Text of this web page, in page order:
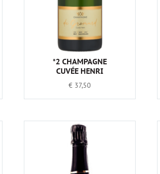
*2 CHAMPAGNE
CUVÉE HENRI
€ 37,50